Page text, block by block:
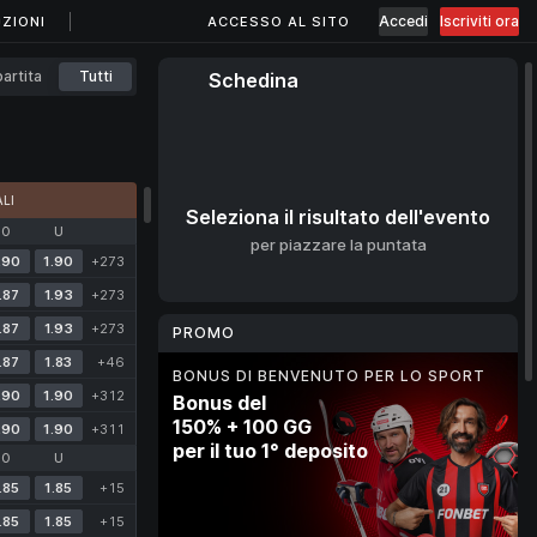
ACCESSO AL SITO Accedi Iscriviti ora
Tutti
O U
1.90
+273
1.93
+273
1.93
+273
1.83
+46
1.90
+312
1.90 +311
O U
1.85
+15
1.85 +15
Schedina
Seleziona il risultato dell'evento
per piazzare la puntata
PROMO
BONUS DI BENVENUTO PER LO SPORT
Bonus del
150% + 100 GG
per il tuo 1° deposito
MERCATO BONUS
Punta sugli sport
per puntate gratuite
fino a 100 €
CASHBACK IN CRIPTOVALUTA
10% di cashback
per ogni deposito
in criptovaluta
PROGRAMMA FEDELTÀ
Cashback
fino al 20%
ogni settimana